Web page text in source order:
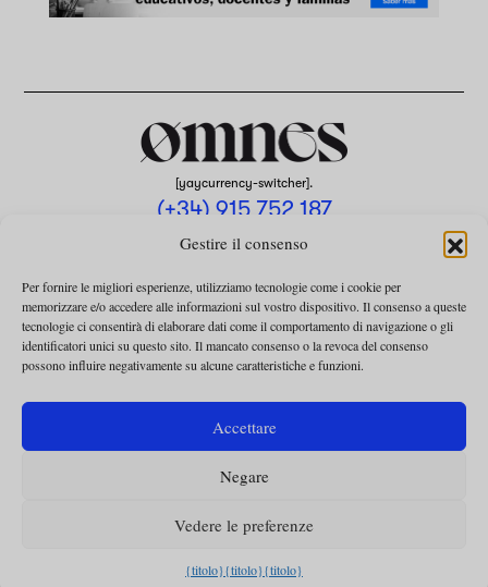
Gestire il consenso
Per fornire le migliori esperienze, utilizziamo tecnologie come i cookie per
memorizzare e/o accedere alle informazioni sul vostro dispositivo. Il consenso a queste
tecnologie ci consentirà di elaborare dati come il comportamento di navigazione o gli
identificatori unici su questo sito. Il mancato consenso o la revoca del consenso
possono influire negativamente su alcune caratteristiche e funzioni.
Accettare
Negare
Vedere le preferenze
{titolo}{titolo}{titolo}
[yaycurrency-switcher].
(+34) 915 752 187
omnes@omnesmag.com
INFORMATIVA SULLA PRIVACY
UTILIZZO DEI COOKIE
TERMINI E CONDIZIONI DELLA COLLABORAZIONE